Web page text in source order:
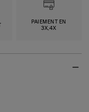
PAIEMENT EN
3X,4X